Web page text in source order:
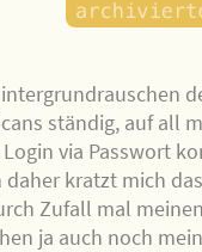
ständig, auf all
Login via Passwort
daher kratzt mich
Zufall mal
ja auch noch